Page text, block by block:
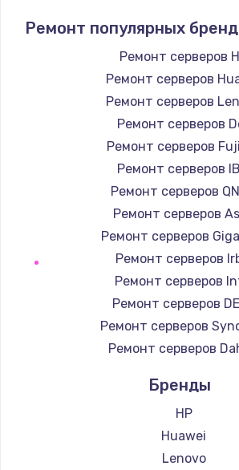
Замена / ремонт
управления
600 руб.
Заказать
Замена конфорки
1100 руб.
Заказать
Замена платы
900 руб.
Заказать
Замена регулятора
900 руб.
Заказать
Замена сенсорного
1300 руб.
Ремонт популярных
Ремонт серверов
Ремонт серверов
Ремонт серверов
Ремонт серверов
Ремонт серверов
Ремонт серверов
Ремонт серверов
Ремонт серверов
Ремонт серверов
Ремонт серверов
Ремонт серверов
Ремонт серверов
Ремонт серверов
Ремонт серверов
Бренды
HP
Huawei
Lenovo